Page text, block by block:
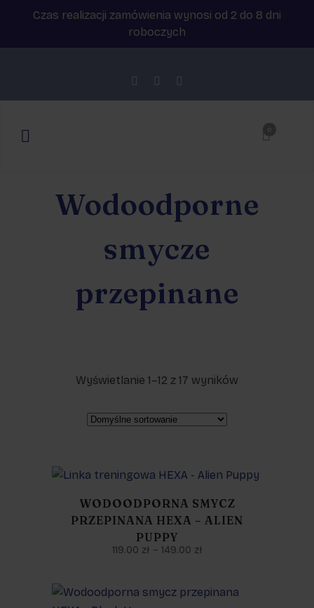
Czas realizacji zamówienia wynosi od 2 do 8 dni
roboczych
0
Wodoodporne
smycze
przepinane
Wyświetlanie 1–12 z 17 wyników
WODOODPORNA SMYCZ
PRZEPINANA HEXA – ALIEN
PUPPY
119.00 zł – 149.00 zł